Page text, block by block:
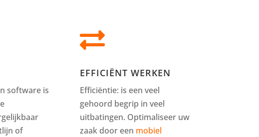
software is
of

EFFICIËNT WERKEN
Efficiëntie: is een veel
gehoord begrip in veel
uitbatingen. Optimaliseer uw
zaak door een mobiel